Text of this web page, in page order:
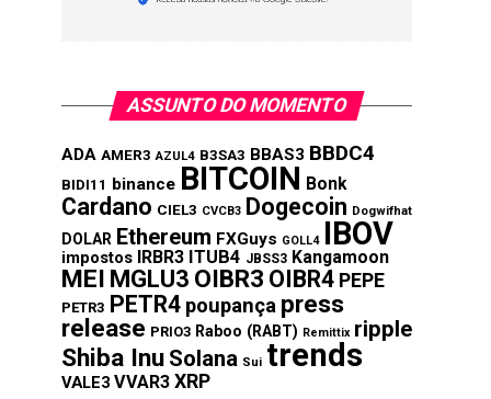
ASSUNTO DO MOMENTO
ADA AMER3 AZUL4 B3SA3 BBAS3 BBDC4
BIDI11 binance BITCOIN Bonk
Cardano CIEL3 CVCB3 Dogecoin Dogwifhat
DOLAR Ethereum FXGuys GOLL4 IBOV
impostos IRBR3 ITUB4 JBSS3 Kangamoon
MEI MGLU3 OIBR3 OIBR4 PEPE
PETR3 PETR4 poupança press
release PRIO3 Raboo (RABT) Remittix ripple
Shiba Inu Solana Sui trends
VALE3 VVAR3 XRP